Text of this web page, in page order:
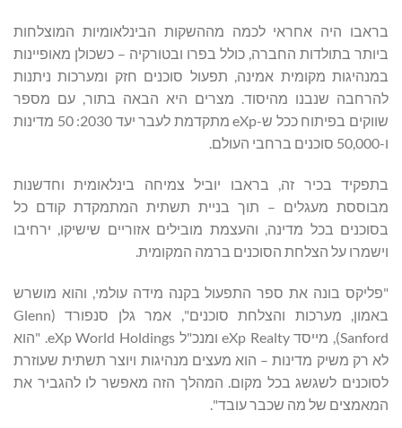
בראבו היה אחראי לכמה מההשקות הבינלאומיות המוצלחות
ביותר בתולדות החברה, כולל בפרו ובטורקיה – כשכולן מאופיינות
במנהיגות מקומית אמינה, תפעול סוכנים חזק ומערכות ניתנות
להרחבה שנבנו מהיסוד. מצרים היא הבאה בתור, עם מספר
שווקים בפיתוח ככל ש-eXp מתקדמת לעבר יעד 2030: 50 מדינות
ו-50,000 סוכנים ברחבי העולם.
בתפקיד בכיר זה, בראבו יוביל צמיחה בינלאומית וחדשנות
מבוססת מעגלים – תוך בניית תשתית המתמקדת קודם כל
בסוכנים בכל מדינה, והעצמת מובילים אזוריים שישיקו, ירחיבו
וישמרו על הצלחת הסוכנים ברמה המקומית.
"פליקס בונה את ספר התפעול בקנה מידה עולמי, והוא מושרש
באמון, מערכות והצלחת סוכנים", אמר גלן סנפורד (Glenn
Sanford), מייסד eXp Realty ומנכ"ל eXp World Holdings. "הוא
לא רק משיק מדינות – הוא מעצים מנהיגות ויוצר תשתית שעוזרת
לסוכנים לשגשג בכל מקום. המהלך הזה מאפשר לו להגביר את
המאמצים של מה שכבר עובד".